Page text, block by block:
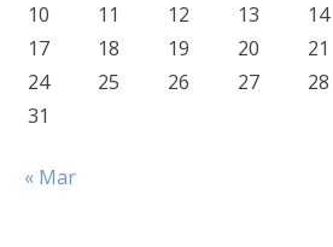
10
11 12 13 14
17
18 19 20 21
24
25 26 27 28
31
« Mar